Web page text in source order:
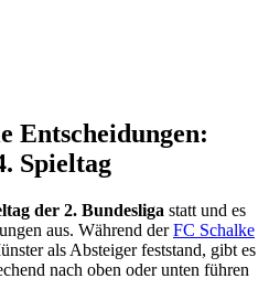
Entscheidungen:
Spieltag
der 2. Bundesliga statt und es
aus. Während derFC Schalke
als Absteiger feststand, gibt es
nach oben oder unten führen